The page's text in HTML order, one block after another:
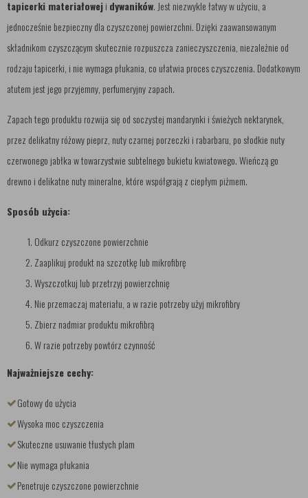
tapicerki materiałoweji dywaników. Jest niezwykle łatwy w użyciu, a
jednocześnie bezpieczny dla czyszczonej powierzchni. Dzięki zaawansowanym
składnikom czyszczącym skutecznie rozpuszcza zanieczyszczenia, niezależnie od
rodzaju tapicerki, i nie wymaga płukania, co ułatwia proces czyszczenia. Dodatkowym
atutem jest jego przyjemny, perfumeryjny zapach.
Zapach tego produktu rozwija się od soczystej mandarynki i świeżych nektarynek,
przez delikatny różowy pieprz, nuty czarnej porzeczki i rabarbaru, po słodkie nuty
czerwonego jabłka w towarzystwie subtelnego bukietu kwiatowego. Wieńczą go
drewno i delikatne nuty mineralne, które współgrają z ciepłym piżmem.
Sposób użycia:
Odkurz czyszczone powierzchnie
Zaaplikuj produkt na szczotkę lub mikrofibrę
Wyszczotkuj lub przetrzyj powierzchnię
Nie przemaczaj materiału, a w razie potrzeby użyj mikrofibry
Zbierz nadmiar produktu mikrofibrą
W razie potrzeby powtórz czynność
Najważniejsze cechy:
Gotowy do użycia
Wysoka moc czyszczenia
Skuteczne usuwanie tłustych plam
Nie wymaga płukania
Penetruje czyszczone powierzchnie